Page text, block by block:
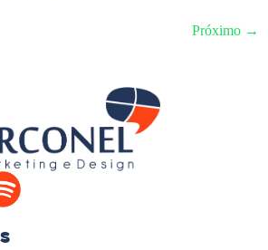
Próximo →